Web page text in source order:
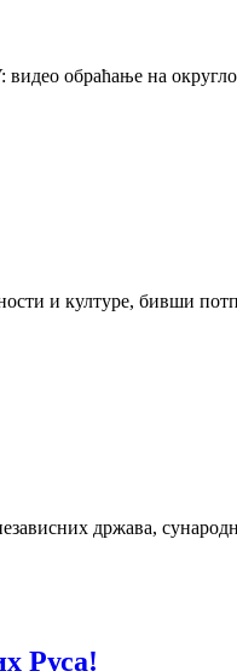
обраћање на
и културе, бивши
држава,
Руса!